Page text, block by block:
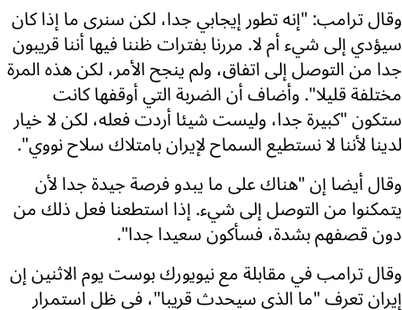
وقال ترامب: "إنه تطور إيجابي جدا، لكن سنرى ما إذا كان
سيؤدي إلى شيء أم لا. مررنا بفترات ظننا فيها أننا قريبون
جدا من التوصل إلى اتفاق، ولم ينجح الأمر، لكن هذه المرة
مختلفة قليلا". وأضاف أن الضربة التي أوقفها كانت
ستكون "كبيرة جدا، وليست شيئا أردت فعله، لكن لا خيار
لدينا لأننا لا نستطيع السماح لإيران بامتلاك سلاح نووي".
وقال أيضا إن "هناك على ما يبدو فرصة جيدة جدا لأن
يتمكنوا من التوصل إلى شيء. إذا استطعنا فعل ذلك من
دون قصفهم بشدة، فسأكون سعيدا جدا".
وقال ترامب في مقابلة مع نيويورك بوست يوم الاثنين إن
إيران تعرف "ما الذي سيحدث قريبا"، في ظل استمرار